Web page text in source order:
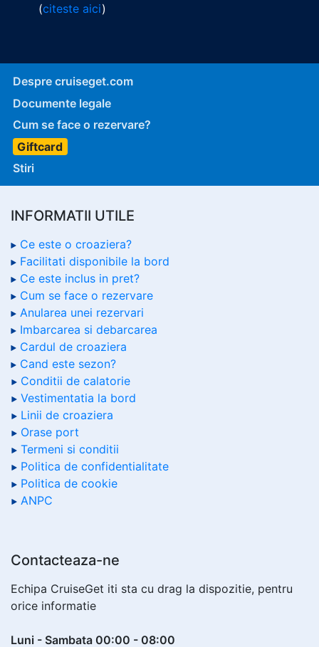
(citeste aici)
Despre cruiseget.com
Documente legale
Cum se face o rezervare?
Giftcard
Stiri
INFORMATII UTILE
Ce este o croaziera?
Facilitati disponibile la bord
Ce este inclus in pret?
Cum se face o rezervare
Anularea unei rezervari
Imbarcarea si debarcarea
Cardul de croaziera
Cand este sezon?
Conditii de calatorie
Vestimentatia la bord
Linii de croaziera
Orase port
Termeni si conditii
Politica de confidentialitate
Politica de cookie
ANPC
Contacteaza-ne
Echipa CruiseGet iti sta cu drag la dispozitie, pentru
orice informatie
Luni - Sambata 00:00 - 08:00